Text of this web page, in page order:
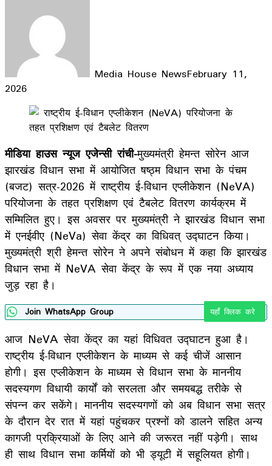
Media House NewsFebruary 11,
2026
Facebook
LinkedIn
WhatsApp
Telegram
मीडिया हाउस न्यूज एजेन्सी रांची-मुख्यमंत्री हेमन्त सोरेन आज
झारखंड विधान सभा में आयोजित षष्ठ्म विधान सभा के पंचम
(बजट) सत्र-2026 में राष्ट्रीय ई-विधान एप्लीकेशन (NeVA)
परियोजना के तहत प्रशिक्षण एवं टैबलेट वितरण कार्यक्रम में
सम्मिलित हुए। इस अवसर पर मुख्यमंत्री ने झारखंड विधान सभा
में एनईवीए (NeVa) सेवा केंद्र का विधिवत् उद्घाटन किया।
मुख्यमंत्री श्री हेमन्त सोरेन ने अपने संबोधन में कहा कि झारखंड
विधान सभा में NeVA सेवा केंद्र के रूप में एक नया अध्याय
जुड़ रहा है।
Join WhatsApp Group यहाँ क्लिक करे
आज NeVA सेवा केंद्र का यहां विधिवत उद्घाटन हुआ है।
राष्ट्रीय ई-विधान एप्लीकेशन के माध्यम से कई चीजें आसान
होगी। इस एप्लीकेशन के माध्यम से विधान सभा के माननीय
सदस्यगण विधायी कार्यों को सरलता और समयबद्ध तरीके से
संपन्न कर सकेंगे। माननीय सदस्यगणों को अब विधान सभा सत्र
के दौरान देर रात में यहां पहुंचकर प्रश्नों को डालने सहित अन्य
कागजी प्रक्रियाओं के लिए आने की जरूरत नहीं पड़ेगी। साथ
ही साथ विधान सभा कर्मियों को भी ड्यूटी में सहूलियत होगी।